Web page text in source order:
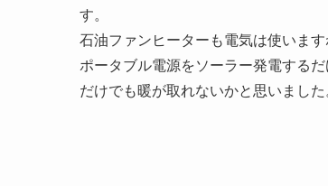
す。
石油ファンヒーターも電気は使います
ポータブル電源をソーラー発電する
だけでも暖が取れないかと思いました